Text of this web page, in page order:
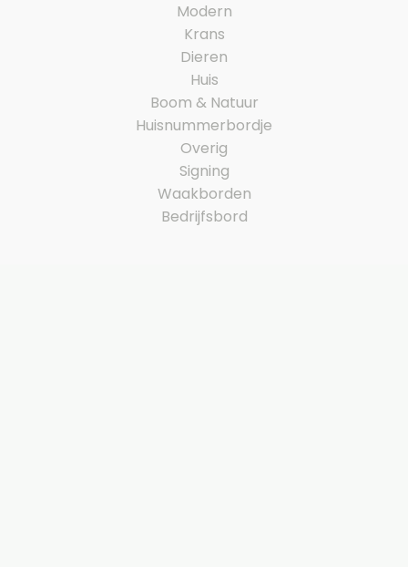
Modern
Krans
Dieren
Huis
Boom & Natuur
Huisnummerbordje
Overig
Signing
Waakborden
Bedrijfsbord